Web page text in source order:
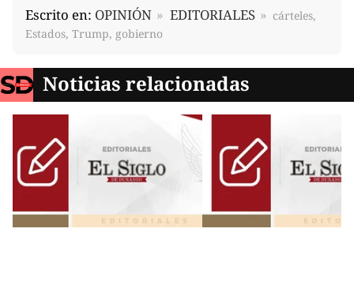
Escrito en: OPINIÓN EDITORIALES
cárteles,
Estados, Trump, gobierno
Noticias relacionadas